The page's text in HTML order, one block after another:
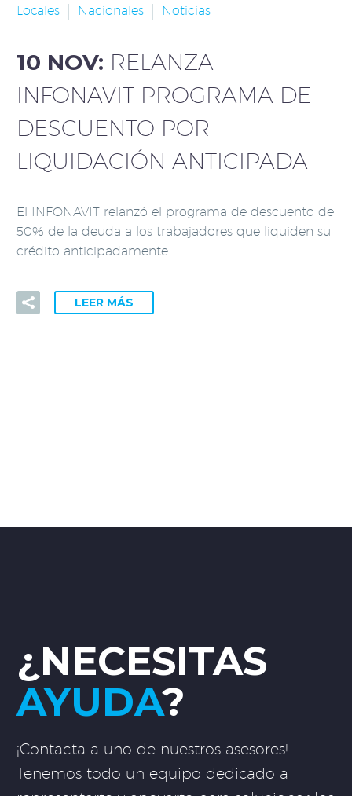
Locales
Nacionales Noticias
10 NOV: RELANZA
INFONAVIT PROGRAMA DE
DESCUENTO POR
LIQUIDACIÓN ANTICIPADA
El INFONAVIT relanzó el programa de descuento de
50% de la deuda a los trabajadores que liquiden su
crédito anticipadamente.
LEER MÁS
¿NECESITAS
AYUDA?
¡Contacta a uno de nuestros asesores!
Tenemos todo un equipo dedicado a